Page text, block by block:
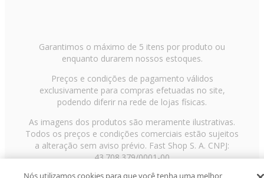
Garantimos o máximo de 5 itens por produto ou
enquanto durarem nossos estoques.
Preços e condições de pagamento válidos
exclusivamente para compras efetuadas no site,
podendo diferir na rede de lojas físicas.
As imagens dos produtos são meramente ilustrativas.
Todos os preços e condições comerciais estão sujeitos
a alteração sem aviso prévio. Fast Shop S. A. CNPJ:
43.708.379/0001-00
Nós utilizamos cookies para que você tenha uma melhor